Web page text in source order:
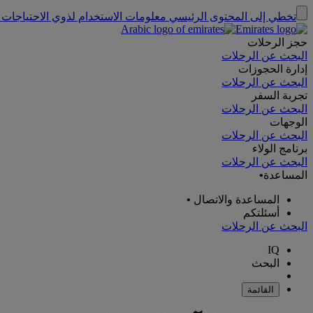
تخطي إلى المحتوى الرئيسي معلومات الاستخدام لذوي
حجز الرحلات
البحث عن الرحلات
إدارة الحجوزات
البحث عن الرحلات
تجربة السفر
البحث عن الرحلات
الوجهات
البحث عن الرحلات
برنامج الولاء
البحث عن الرحلات
المساعدة•
المساعدة والاتصال •
أسئلتكم
البحث عن الرحلات
IQ
البحث
القائمة